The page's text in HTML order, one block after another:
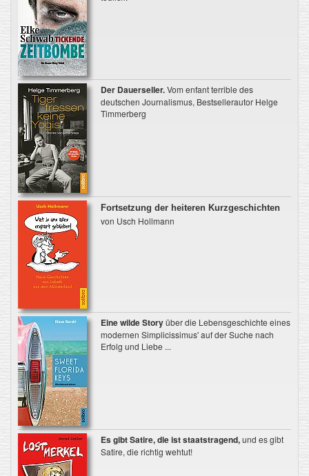
Der Dauerseller.Vom enfant terrible des
deutschen Journalismus, Bestsellerautor Helge
Timmerberg
Fortsetzung der heiteren Kurzgeschichten
von Usch Hollmann
Eine wilde Storyüber die Lebensgeschichte eines
modernen Simplicissimus' auf der Suche nach
Erfolg und Liebe ...
Es gibt Satire, die ist staatstragend,und es gibt
Satire, die richtig wehtut!